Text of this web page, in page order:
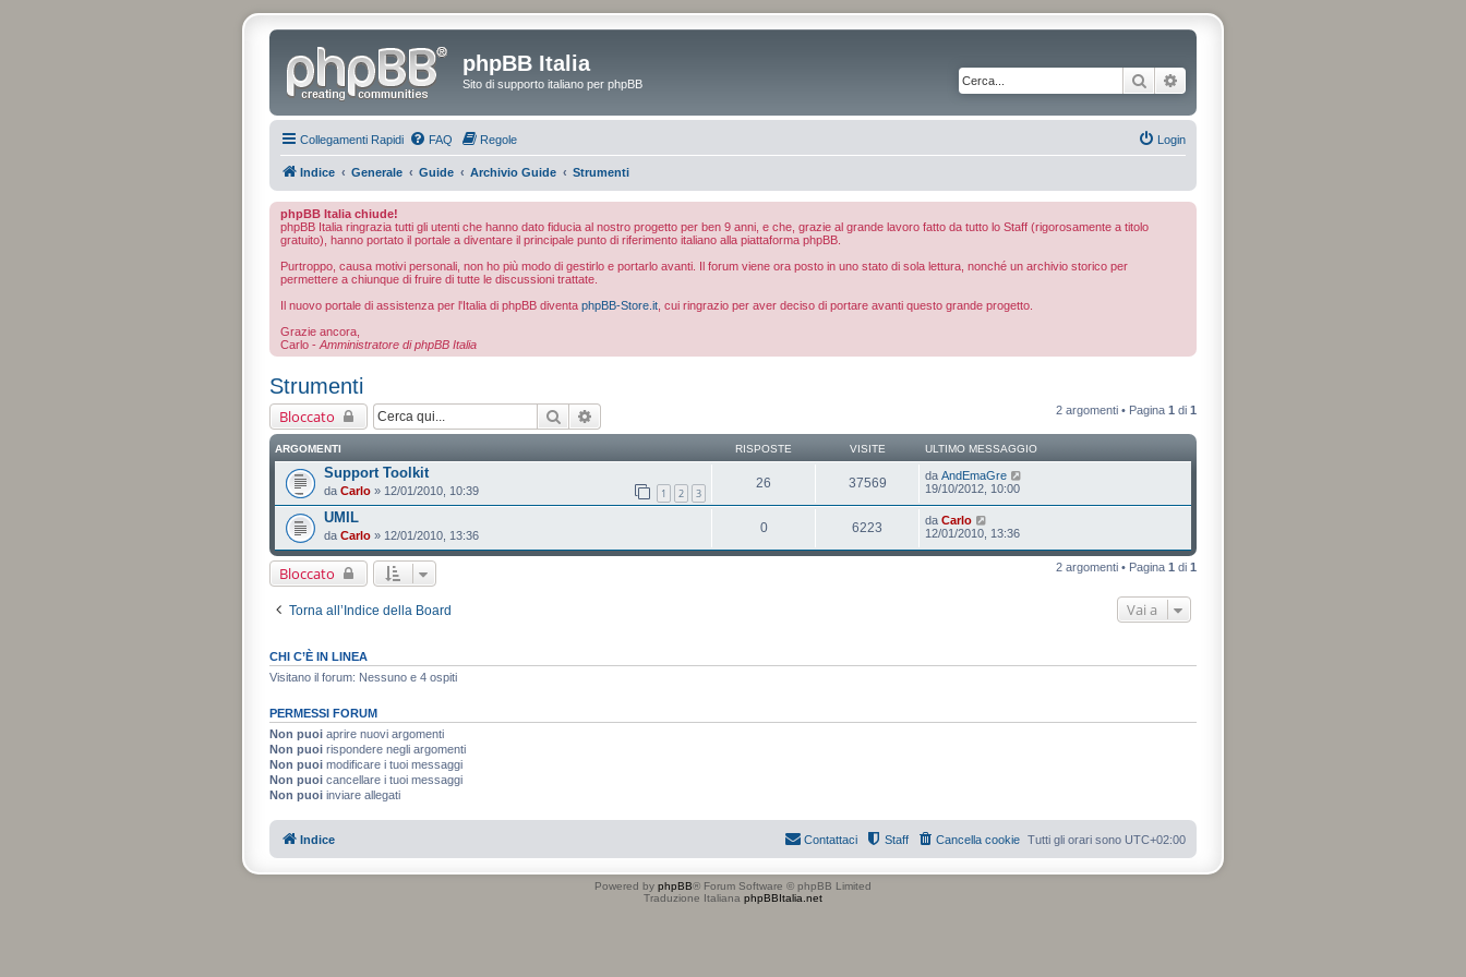
phpBB Italia
Sito di supporto italiano per phpBB Cerca
Collegamenti Rapidi FAQ Regole Login
Indice Generale Guide Archivio Guide Strumenti
phpBB Italia chiude!
phpBB Italia ringrazia tutti gli utenti che hanno dato fiducia al nostro progetto per ben 9 anni, e che, grazie al grande lavoro fatto da tutto lo Staff (rigorosamente a titolo
gratuito), hanno portato il portale a diventare il principale punto di riferimento italiano alla piattaforma phpBB.
Purtroppo, causa motivi personali, non ho più modo di gestirlo e portarlo avanti. Il forum viene ora posto in uno stato di sola lettura, nonché un archivio storico per
permettere a chiunque di fruire di tutte le discussioni trattate.
Il nuovo portale di assistenza per l'Italia di phpBB diventa phpBB-Store.it , cui ringrazio per aver deciso di portare avanti questo grande progetto.
Grazie ancora,
Carlo - Amministratore di phpBB Italia
Strumenti
Bloccato Cerca 2 argomenti • Pagina 1 di 1
ARGOMENTI RISPOSTE VISITE ULTIMO MESSAGGIO
Support Toolkit
da Carlo » 12/01/2010, 10:39 1 2 3
26 37569 da AndEmaGre
19/10/2012, 10:00
UMIL
da Carlo » 12/01/2010, 13:36
0 6223 da Carlo
12/01/2010, 13:36
Bloccato 2 argomenti • Pagina 1 di 1
Torna all’Indice della Board Vai a
CHI C’È IN LINEA
Visitano il forum: Nessuno e 4 ospiti
PERMESSI FORUM
Non puoi aprire nuovi argomenti
Non puoi rispondere negli argomenti
Non puoi modificare i tuoi messaggi
Non puoi cancellare i tuoi messaggi
Non puoi inviare allegati
Indice Tutti gli orari sono UTC+02:00
Cancella cookie
Staff
Contattaci
Powered by phpBB® Forum Software © phpBB Limited
Traduzione Italiana phpBBItalia.net